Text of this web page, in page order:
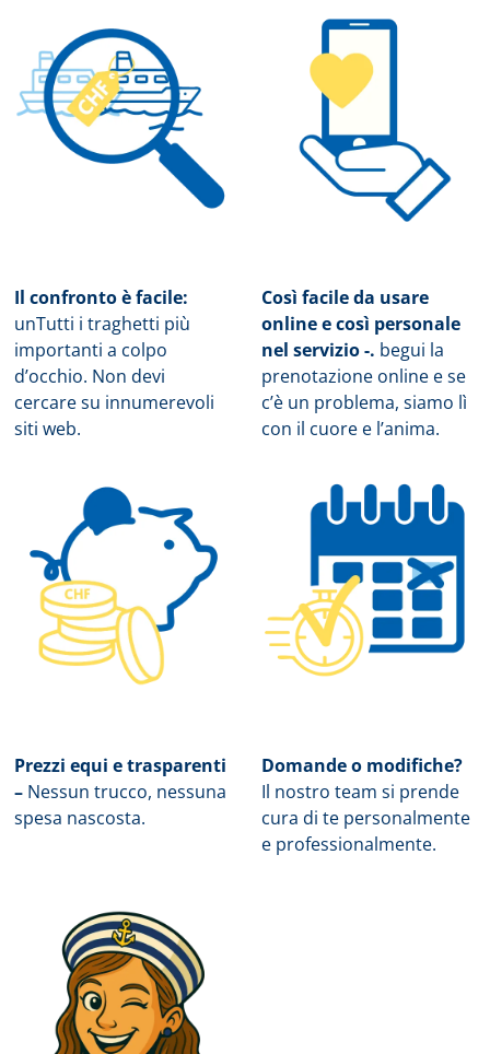
Il confronto è facile:
unTutti i traghetti più
importanti a colpo
d’occhio. Non devi
cercare su innumerevoli
siti web.
Così facile da usare
online e così personale
nel servizio -. begui la
prenotazione online e se
c’è un problema, siamo lì
con il cuore e l’anima.
Prezzi equi e trasparenti
– Nessun trucco, nessuna
spesa nascosta.
Domande o modifiche?
Il nostro team si prende
cura di te personalmente
e professionalmente.